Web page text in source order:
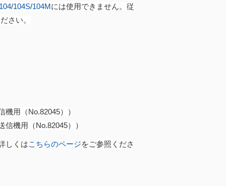
/104S/104Mには使用できません。従
さい。
用（No.82045）
）
機用（No.82045）
）
しくはこちらのページをご参照くださ